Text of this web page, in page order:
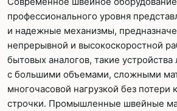
профессионального уровня
и надежные механизмы,
непрерывной и высокоскоростной
бытовых аналогов, такие устройства
с большими объемами, сложными
многочасовой нагрузкой без потери
строчки. Промышленные швейные